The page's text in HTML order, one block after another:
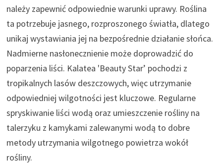
należy zapewnić odpowiednie warunki uprawy. Roślina
ta potrzebuje jasnego, rozproszonego światła, dlatego
unikaj wystawiania jej na bezpośrednie działanie słońca.
Nadmierne nasłonecznienie może doprowadzić do
poparzenia liści. Kalatea 'Beauty Star’ pochodzi z
tropikalnych lasów deszczowych, więc utrzymanie
odpowiedniej wilgotności jest kluczowe. Regularne
spryskiwanie liści wodą oraz umieszczenie rośliny na
talerzyku z kamykami zalewanymi wodą to dobre
metody utrzymania wilgotnego powietrza wokół
rośliny.